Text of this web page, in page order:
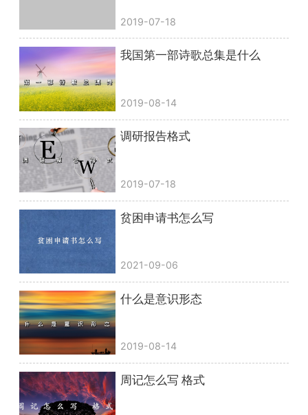
2019-07-18
我国第一部诗歌总集是什么
2019-08-14
调研报告格式
2019-07-18
贫困申请书怎么写
2021-09-06
什么是意识形态
2019-08-14
周记怎么写 格式